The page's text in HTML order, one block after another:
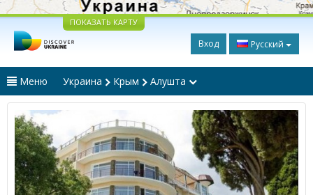
ПОКАЗАТЬ КАРТУ
Вход Русский
Меню Украина Крым Алушта